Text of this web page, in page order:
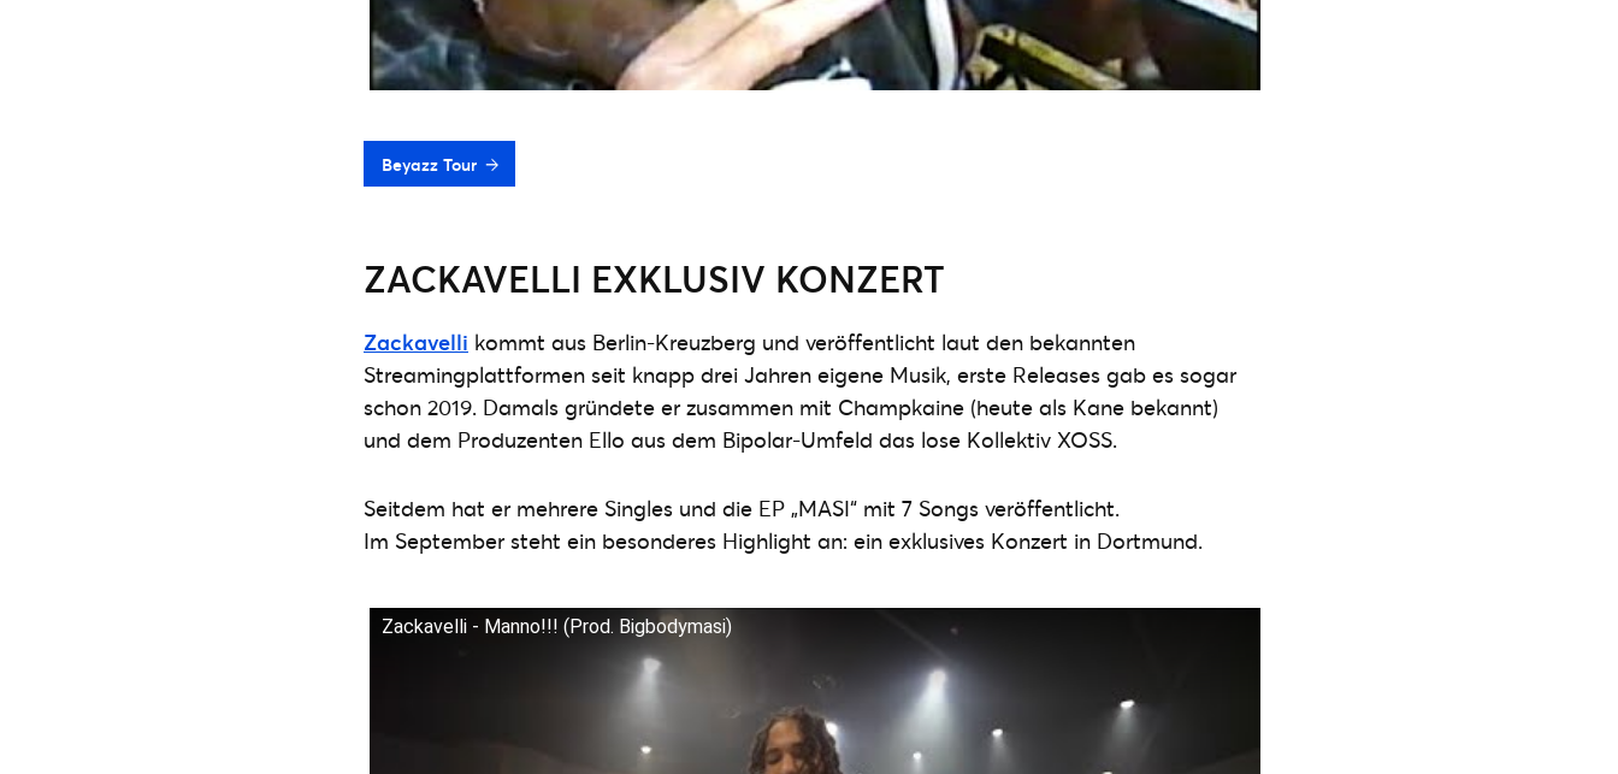
Beyazz Tour
ZACKAVELLI EXKLUSIV KONZERT
Zackavelli kommt aus Berlin-Kreuzberg und veröffentlicht laut den bekannten
Streamingplattformen seit knapp drei Jahren eigene Musik, erste Releases gab es sogar
schon 2019. Damals gründete er zusammen mit Champkaine (heute als Kane bekannt)
und dem Produzenten Ello aus dem Bipolar-Umfeld das lose Kollektiv XOSS.
Seitdem hat er mehrere Singles und die EP „MASI“ mit 7 Songs veröffentlicht.
Im September steht ein besonderes Highlight an: ein exklusives Konzert in Dortmund.
Zackavelli - Manno!!! (Prod. Bigbodymasi)